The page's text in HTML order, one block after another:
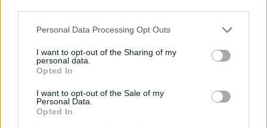
Personal Data Processing Opt Outs
I want to opt-out of the Sharing of my
personal data.
Opted In
I want to opt-out of the Sale of my
Personal Data.
Opted In
Arată rezultatele